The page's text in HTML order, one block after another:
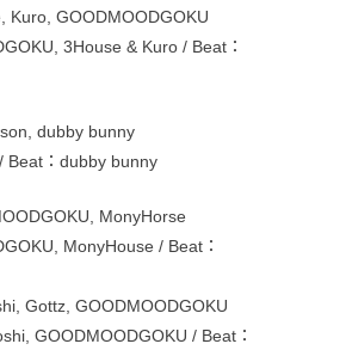
Kuro, GOODMOODGOKU
3House & Kuro / Beat：
dubby bunny
Beat：dubby bunny
MonyHorse
MonyHouse / Beat：
Gottz, GOODMOODGOKU
GOODMOODGOKU / Beat：